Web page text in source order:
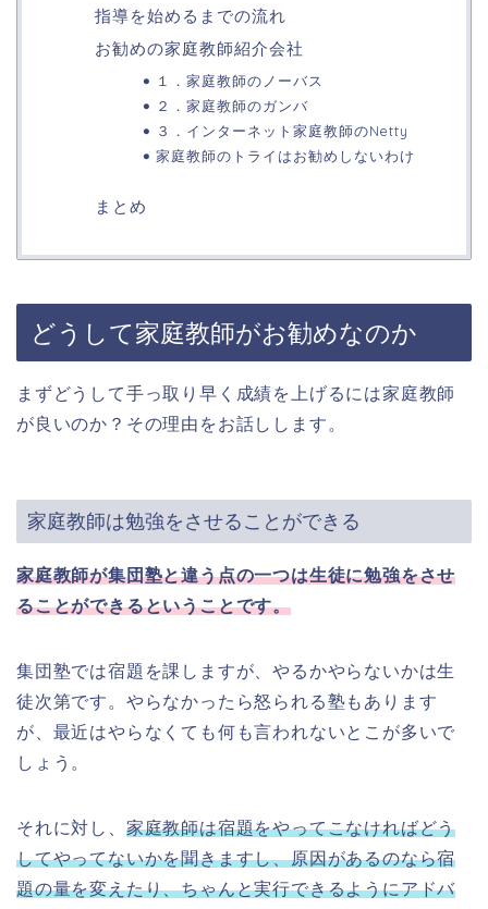
指導を始めるまでの流れ
お勧めの家庭教師紹介会社
１．家庭教師のノーバス
２．家庭教師のガンバ
３．インターネット家庭教師のNetty
家庭教師のトライはお勧めしないわけ
まとめ
どうして家庭教師がお勧めなのか
まずどうして手っ取り早く成績を上げるには家庭教師
が良いのか？その理由をお話しします。
家庭教師は勉強をさせることができる
家庭教師が集団塾と違う点の一つは生徒に勉強をさせ
ることができるということです。
集団塾では宿題を課しますが、やるかやらないかは生
徒次第です。やらなかったら怒られる塾もあります
が、最近はやらなくても何も言われないとこが多いで
しょう。
それに対し、 家庭教師は宿題をやってこなければどう
してやってないかを聞きますし、原因があるのなら宿
題の量を変えたり、ちゃんと実行できるようにアドバ